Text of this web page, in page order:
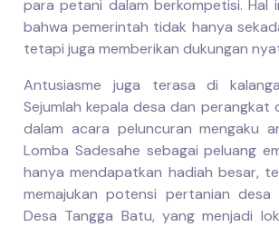
para petani dalam berkompetisi. Hal
bahwa pemerintah tidak hanya
tetapi juga memberikan dukungan
Antusiasme juga terasa di
Sejumlah kepala desa dan perangkat
dalam acara peluncuran mengaku
Lomba Sadesahe sebagai peluang
hanya mendapatkan hadiah besar,
memajukan potensi pertanian desa
Desa Tangga Batu, yang menjadi